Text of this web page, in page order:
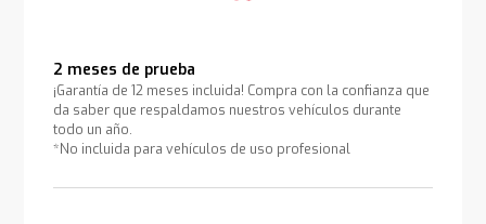
2 meses de prueba
¡Garantía de 12 meses incluida! Compra con la confianza que
da saber que respaldamos nuestros vehículos durante
todo un año.
*No incluida para vehículos de uso profesional